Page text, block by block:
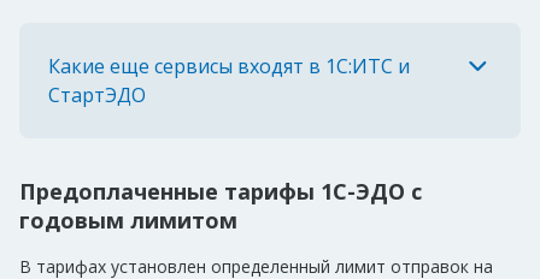
Какие еще сервисы входят в 1С:ИТС и
СтартЭДО
Предоплаченные тарифы 1С-ЭДО с
годовым лимитом
В тарифах установлен определенный лимит отправок на